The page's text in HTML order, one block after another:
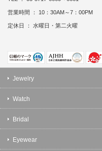
営業時間 ： 10：30AM～7：00PM
定休日 ： 水曜日・第二火曜
Jewelry
Watch
Bridal
Eyewear